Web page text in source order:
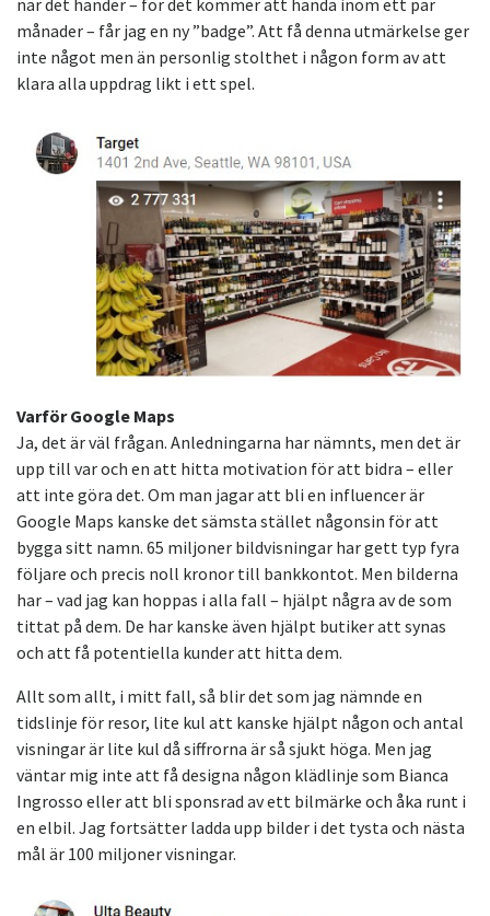
när det händer – för det kommer att hända inom ett par
månader – får jag en ny ”badge”. Att få denna utmärkelse ger
inte något men än personlig stolthet i någon form av att
klara alla uppdrag likt i ett spel.
Varför Google Maps
Ja, det är väl frågan. Anledningarna har nämnts, men det är
upp till var och en att hitta motivation för att bidra – eller
att inte göra det. Om man jagar att bli en influencer är
Google Maps kanske det sämsta stället någonsin för att
bygga sitt namn. 65 miljoner bildvisningar har gett typ fyra
följare och precis noll kronor till bankkontot. Men bilderna
har – vad jag kan hoppas i alla fall – hjälpt några av de som
tittat på dem. De har kanske även hjälpt butiker att synas
och att få potentiella kunder att hitta dem.
Allt som allt, i mitt fall, så blir det som jag nämnde en
tidslinje för resor, lite kul att kanske hjälpt någon och antal
visningar är lite kul då siffrorna är så sjukt höga. Men jag
väntar mig inte att få designa någon klädlinje som Bianca
Ingrosso eller att bli sponsrad av ett bilmärke och åka runt i
en elbil. Jag fortsätter ladda upp bilder i det tysta och nästa
mål är 100 miljoner visningar.